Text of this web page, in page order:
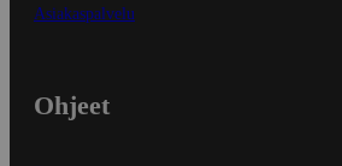
Asiakaspalvelu
Ohjeet